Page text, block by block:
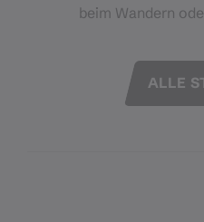
beim Wandern
ALLE